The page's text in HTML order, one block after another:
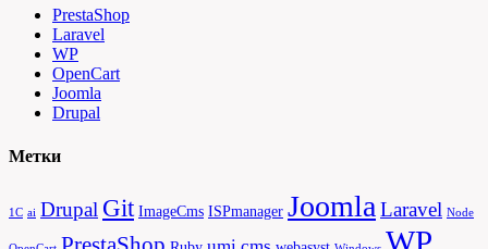
PrestaShop
Laravel
WP
OpenCart
Joomla
Drupal
Метки
1С ai Drupal Git ImageCms ISPmanager Joomla Laravel Node
WP